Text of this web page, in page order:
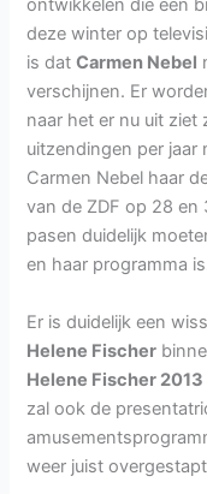
ontwikkelen die een
deze winter op
is datCarmen Nebel
verschijnen. Er
naar het er nu uit ziet
uitzendingen per jaar
Carmen Nebel haar
van de ZDF op 28
pasen duidelijk
en haar programma
Er is duidelijk een
Helene Fischer
Helene Fischer
zal ook de
weer juist